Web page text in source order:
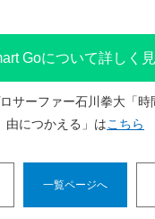
Goについて詳しく
ロサーファー石川拳大「
由につかえる」はこちら
一覧ページへ